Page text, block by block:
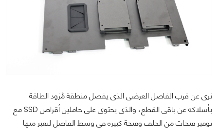
نرى عن قرب الفاصل العرضى الذى يفصل منطقة مُزود الطاقة
بأسلاكه عن باقى القطع، والذى يحتوى على حاملين أقراص SSD مع
توفير فتحات من الخلف وفتحة كبيرة فى وسط الفاصل لتعبر منها